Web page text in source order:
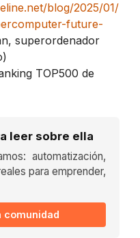
blog/2025/01/
future-
superordenador
TOP500 de
leer sobre ella
automatización,
para emprender,
comunidad